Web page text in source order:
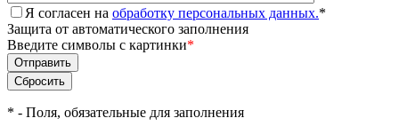
Я согласен на обработку персональных данных.*
Защита от автоматического заполнения
Введите символы с картинки*
* - Поля, обязательные для заполнения